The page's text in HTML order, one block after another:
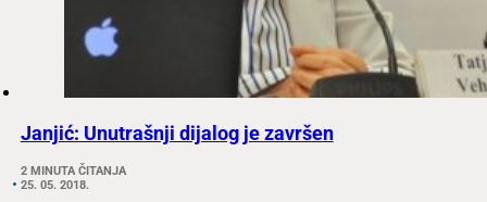
Janjić: Unutrašnji dijalog je završen
2 MINUTA ČITANJA
25. 05. 2018.